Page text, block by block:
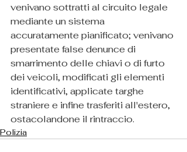
venivano sottratti al circuito legale
mediante un sistema
accuratamente pianificato; venivano
presentate false denunce di
smarrimento delle chiavi o di furto
dei veicoli, modificati gli elementi
identificativi, applicate targhe
straniere e infine trasferiti all'estero,
ostacolandone il rintraccio.
Polizia